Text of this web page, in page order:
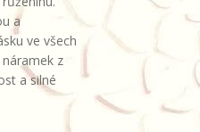
a
ve všech
z
a silné